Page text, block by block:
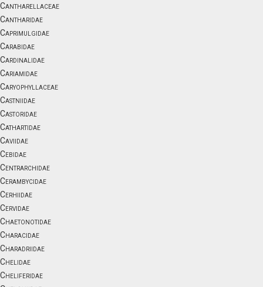
Cantharellaceae
Cantharidae
Caprimulgidae
Carabidae
Cardinalidae
Cariamidae
Caryophyllaceae
Castniidae
Castoridae
Cathartidae
Caviidae
Cebidae
Centrarchidae
Cerambycidae
Cerhiidae
Cervidae
Chaetonotidae
Characidae
Charadriidae
Chelidae
Cheliferidae